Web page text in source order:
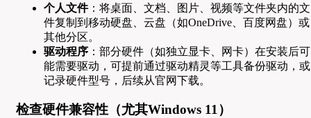
个人文件：将桌面、文档、图片、视频等文件夹内的文
件复制到移动硬盘、云盘（如OneDrive、百度网盘）或
其他分区。
驱动程序 ：部分硬件（如独立显卡、网卡）在安装后可
能需要驱动，可提前通过驱动精灵等工具备份驱动，或
记录硬件型号，后续从官网下载。
检查硬件兼容性（尤其Windows 11）